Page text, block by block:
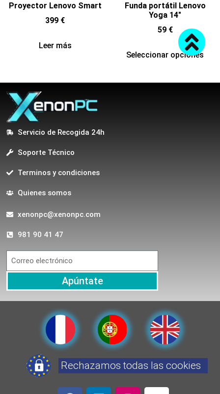
Proyector Lenovo Smart
399 €
Leer más
Funda portátil Lenovo
Yoga 14″
59 €
Seleccionar opciones
Servicio de Recogida 24h
Soporte Técnico
Terminos y condiciones
Quienes somos
xenonpc@xenonpc.com
981 90 41 47
Apúntate
Rechazamos todas las cookies